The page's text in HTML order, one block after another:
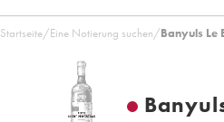
Startseite/Eine Notierung suchen/Banyuls Le